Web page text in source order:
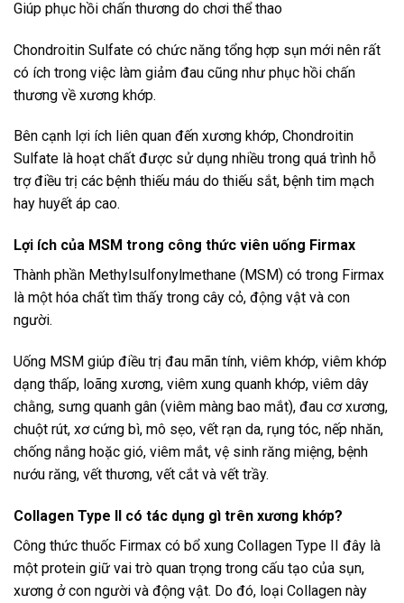
Giúp phục hồi chấn thương do chơi thể thao
Chondroitin Sulfate có chức năng tổng hợp sụn mới nên rất
có ích trong việc làm giảm đau cũng như phục hồi chấn
thương về xương khớp.
Bên cạnh lợi ích liên quan đến xương khớp, Chondroitin
Sulfate là hoạt chất được sử dụng nhiều trong quá trình hỗ
trợ điều trị các bệnh thiếu máu do thiếu sắt, bệnh tim mạch
hay huyết áp cao.
Lợi ích của MSM trong công thức viên uống Firmax
Thành phần Methylsulfonylmethane (MSM) có trong Firmax
là một hóa chất tìm thấy trong cây cỏ, động vật và con
người.
Uống MSM giúp điều trị đau mãn tính, viêm khớp, viêm khớp
dạng thấp, loãng xương, viêm xung quanh khớp, viêm dây
chằng, sưng quanh gân (viêm màng bao mắt), đau cơ xương,
chuột rút, xơ cứng bì, mô sẹo, vết rạn da, rụng tóc, nếp nhăn,
chống nắng hoặc gió, viêm mắt, vệ sinh răng miệng, bệnh
nướu răng, vết thương, vết cắt và vết trầy.
Collagen Type II có tác dụng gì trên xương khớp?
Công thức thuốc Firmax có bổ xung Collagen Type II đây là
một protein giữ vai trò quan trọng trong cấu tạo của sụn,
xương ở con người và động vật. Do đó, loại Collagen này